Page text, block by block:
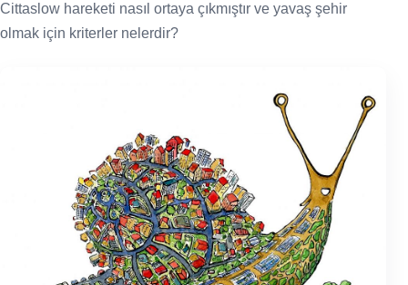
Cittaslow hareketi nasıl ortaya çıkmıştır ve yavaş şehir
olmak için kriterler nelerdir?